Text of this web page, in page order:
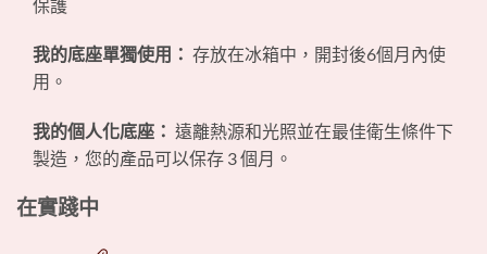
保護
我的底座單獨使用： 存放在冰箱中，開封後6個月內使
用。
我的個人化底座： 遠離熱源和光照並在最佳衛生條件下
製造，您的產品可以保存 3 個月。
在實踐中